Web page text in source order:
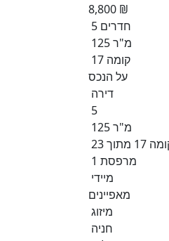
8,800 ₪
5 חדרים
125 מ"ר
קומה 17
על הנכס
דירה
5
125 מ"ר
17 מתוך 23
1 מרפסת
מיידי
מאפיינים
מיזוג
חניה